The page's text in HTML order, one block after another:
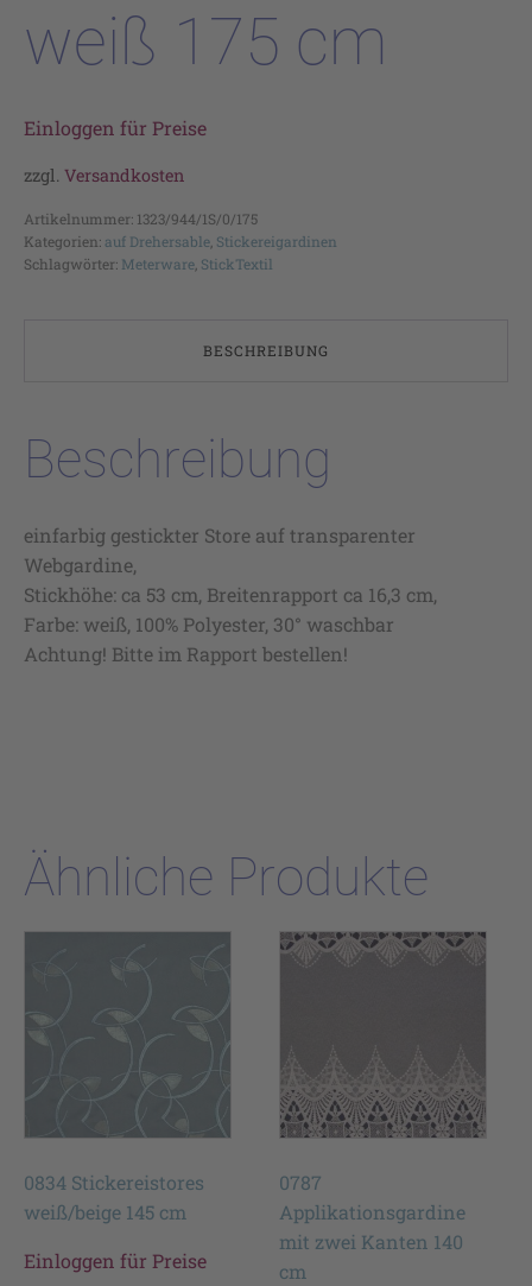
weiß 175 cm
Einloggen für Preise
zzgl. Versandkosten
Artikelnummer: 1323/944/1S/0/175
Kategorien: auf Drehersable, Stickereigardinen
Schlagwörter: Meterware, StickTextil
BESCHREIBUNG
Beschreibung
einfarbig gestickter Store auf transparenter
Webgardine,
Stickhöhe: ca 53 cm, Breitenrapport ca 16,3 cm,
Farbe: weiß, 100% Polyester, 30° waschbar
Achtung! Bitte im Rapport bestellen!
Ähnliche Produkte
0834 Stickereistores
weiß/beige 145 cm
Einloggen für Preise
0787
Applikationsgardine
mit zwei Kanten 140
cm